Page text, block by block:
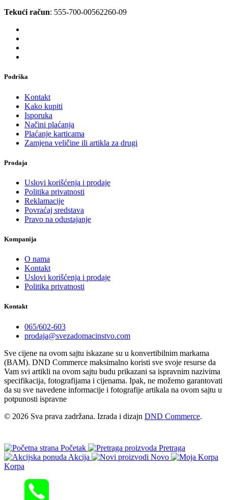
Tekući račun: 555-700-00562260-09
Podrška
Kontakt
Kako kupiti
Isporuka
Načini plaćanja
Plaćanje karticama
Zamjena veličine ili artikla za drugi
Prodaja
Uslovi korišćenja i prodaje
Politika privatnosti
Reklamacije
Povraćaj sredstava
Pravo na odustajanje
Kompanija
O nama
Kontakt
Uslovi korišćenja i prodaje
Politika privatnosti
Kontakt
065/602-603
prodaja@svezadomacinstvo.com
Sve cijene na ovom sajtu iskazane su u konvertibilnim markama
(BAM). DND Commerce maksimalno koristi sve svoje resurse da
Vam svi artikli na ovom sajtu budu prikazani sa ispravnim nazivima
specifikacija, fotografijama i cijenama. Ipak, ne možemo garantovati
da su sve navedene informacije i fotografije artikala na ovom sajtu u
potpunosti ispravne
© 2026 Sva prava zadržana. Izrada i dizajn DND Commerce.
Početak
Pretraga
Akcija
Novo
Korpa